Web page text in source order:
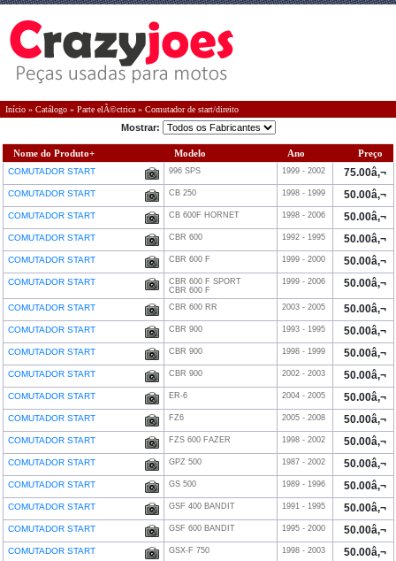
Início » Catálogo » Parte elÃ©ctrica » Comutador de start/direito
Mostrar:
Nome do Produto+ Modelo Ano Preço
COMUTADOR START 996 SPS 1999 - 2002 75.00â‚¬
COMUTADOR START CB 250 1998 - 1999 50.00â‚¬
COMUTADOR START CB 600F HORNET 1998 - 2006 50.00â‚¬
COMUTADOR START CBR 600 1992 - 1995 50.00â‚¬
COMUTADOR START CBR 600 F 1999 - 2000 50.00â‚¬
COMUTADOR START
CBR 600 F SPORT
CBR 600 F
1999 - 2006 50.00â‚¬
COMUTADOR START CBR 600 RR 2003 - 2005 50.00â‚¬
COMUTADOR START CBR 900 1993 - 1995 50.00â‚¬
COMUTADOR START CBR 900 1998 - 1999 50.00â‚¬
COMUTADOR START CBR 900 2002 - 2003 50.00â‚¬
COMUTADOR START ER-6 2004 - 2005 50.00â‚¬
COMUTADOR START FZ6 2005 - 2008 50.00â‚¬
COMUTADOR START FZS 600 FAZER 1998 - 2002 50.00â‚¬
COMUTADOR START GPZ 500 1987 - 2002 50.00â‚¬
COMUTADOR START GS 500 1989 - 1996 50.00â‚¬
COMUTADOR START GSF 400 BANDIT 1991 - 1995 50.00â‚¬
COMUTADOR START GSF 600 BANDIT 1995 - 2000 50.00â‚¬
COMUTADOR START GSX-F 750 1998 - 2003 50.00â‚¬